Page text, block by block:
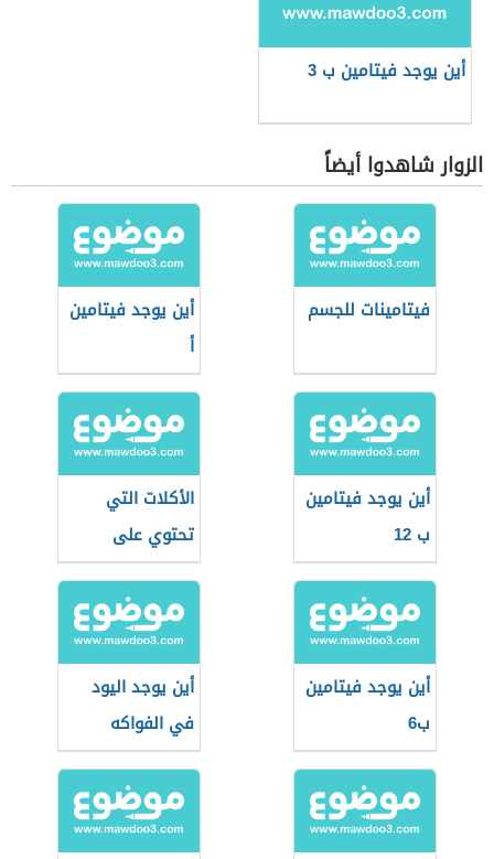
أين يوجد فيتامين ب 3
الزوار شاهدوا أيضاً
فيتامينات للجسم
أين يوجد فيتامين
أ
أين يوجد فيتامين
ب 12
الأكلات التي
تحتوي على
فيتامين د
أين يوجد فيتامين
ب6
أين يوجد اليود
في الفواكه